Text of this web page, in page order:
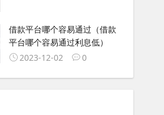
借款平台哪个容易通过（借款
平台哪个容易通过利息低）
2023-12-02
0